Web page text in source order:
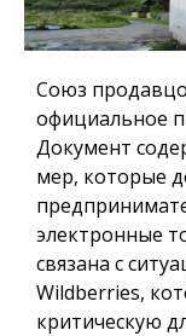
Союз
официальное
Документ
мер, которые
электронные
связана с
Wildberries,
критическую